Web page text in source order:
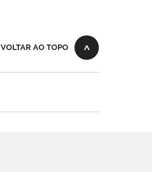
VOLTAR AO TOPO